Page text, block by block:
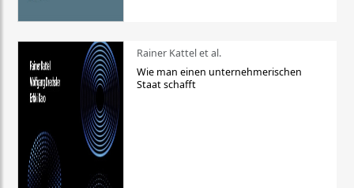
Rainer Kattel et al.
Wie man einen unternehmerischen
Staat schafft